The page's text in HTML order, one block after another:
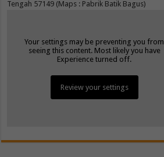
Tengah 57149 (Maps : Pabrik Batik Bagus)
Your settings may be preventing you from
seeing this content. Most likely you have
Experience turned off.
Review your settings